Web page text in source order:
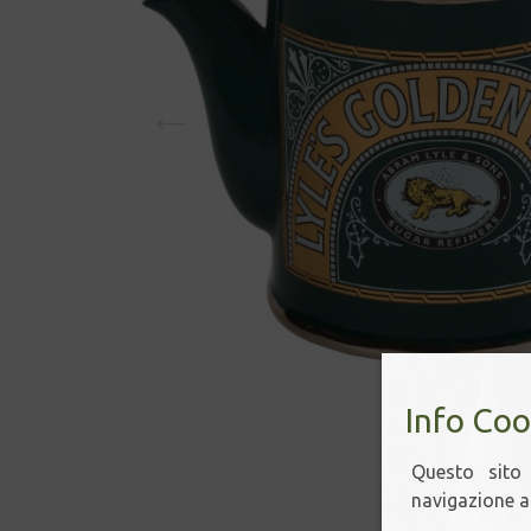
Info
Questo sito
navigazione